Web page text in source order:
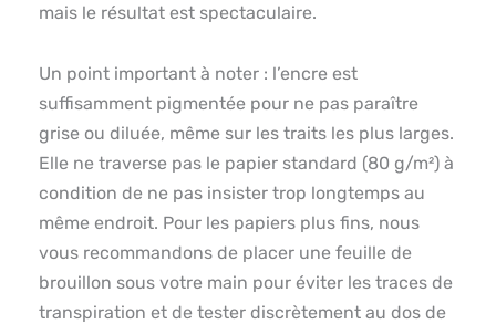
mais le résultat est spectaculaire.
Un point important à noter : l’encre est
suffisamment pigmentée pour ne pas paraître
grise ou diluée, même sur les traits les plus larges.
Elle ne traverse pas le papier standard (80 g/m²) à
condition de ne pas insister trop longtemps au
même endroit. Pour les papiers plus fins, nous
vous recommandons de placer une feuille de
brouillon sous votre main pour éviter les traces de
transpiration et de tester discrètement au dos de